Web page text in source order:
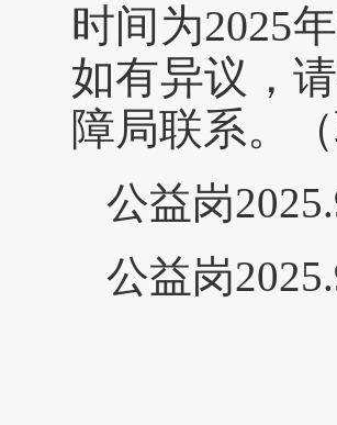
时间为2025
如有异议，
障局联系。
公益岗
公益岗